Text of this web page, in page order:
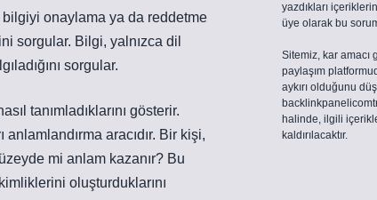
onaylama ya da reddetme
sorgular. Bilgi, yalnızca dil
sorgular.
tanımladıklarını gösterir.
aracıdır. Bir kişi,
mi anlam kazanır? Bu
oluşturduklarını
yazdıkları
üye olarak bu
Sitemiz, kar amacı
paylaşım
aykırı olduğunu
halinde, ilgili
kaldırılacaktır.